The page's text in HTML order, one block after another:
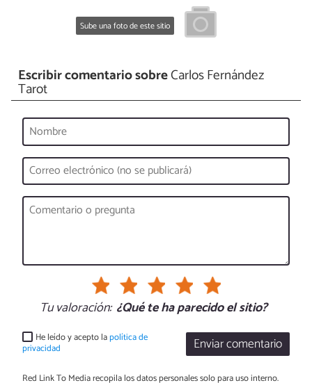
Sube una foto de este sitio
Escribir comentario sobreCarlos Fernández
Tarot
Tu valoración: ¿Qué te ha parecido el sitio?
Enviar comentario
He leído y acepto lapolítica de
privacidad
Red Link To Media recopila los datos personales solo para uso interno.